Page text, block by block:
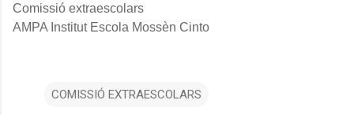
Comissió extraescolars
AMPA Institut Escola Mossèn Cinto
COMISSIÓ EXTRAESCOLARS